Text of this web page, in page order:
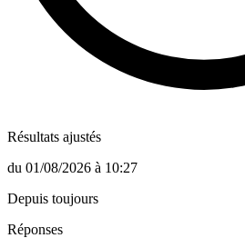
Résultats ajustés
du 01/08/2026 à 10:27
Depuis toujours
Réponses